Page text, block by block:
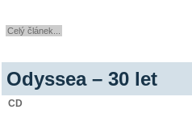
Celý článek...
Odyssea – 30 let
CD